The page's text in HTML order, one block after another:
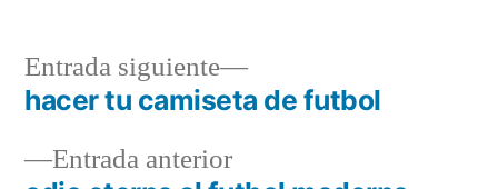
Navegación
deEntrada anteriorEntrada
Entrada siguiente
Entrada
siguiente:
hacer tu camiseta de futbol